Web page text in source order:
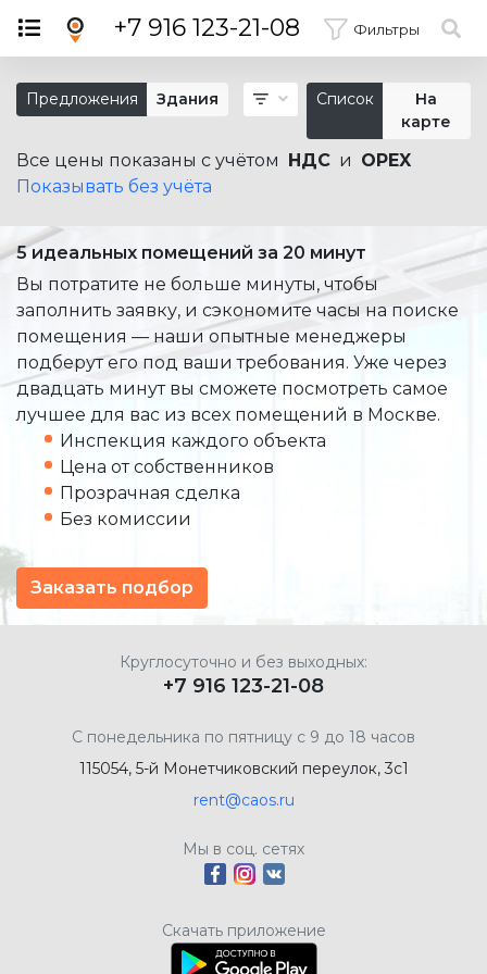
+7 916 123-21-08 Фильтры
×
Предложения Здания Список
На
карте
Все цены показаны с учётом НДС и OPEX
Показывать без учёта
5 идеальных помещений за 20 минут
Вы потратите не больше минуты, чтобы
заполнить заявку, и сэкономите часы на поиске
помещения — наши опытные менеджеры
подберут его под ваши требования. Уже через
двадцать минут вы сможете посмотреть самое
лучшее для вас из всех помещений в Москве.
Инспекция каждого объекта
Цена от собственников
Прозрачная сделка
Без комиссии
Заказать подбор
Круглосуточно и без выходных:
+7 916 123-21-08
С понедельника по пятницу с 9 до 18 часов
115054, 5-й Монетчиковский переулок, 3с1
rent@caos.ru
Мы в соц. сетях
Скачать приложение